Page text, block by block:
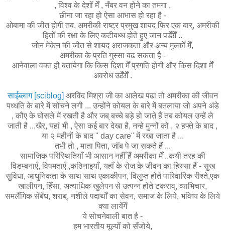
, विश्व के देशोँ मेँ , नँबर वन होने का तमगा ,
छीना जा रहा हो ऐसा आभास हो रहा है -
ओबामा की जीत होगी तब, अमरीकी राष्ट्र प्रमुख शायद फिर एक बार्, अमरीकी
हितोँ की रक्षा के लिए कटीबध्ध होते हुए जान पडेँग़ेँ ..
जोन मेकेन की जीत से शायद अराजकता और अन्य मुल्कोँ मेँ,
अमरीका के प्रति गुस्सा बढ सकता है -
आनेवाला वक्त ही बतायेगा कि किस दिशा मेँ प्रगति होगी और किस दिशा मेँ
अवरोध उठेँग़ेँ .
साईब्लाग [sciblog] अरविंद मिश्रा जी का आलेख पढा तो अमरीका की जीवन
पध्धतिके बारे में सोचने लगी ... उन्होंने कोयल के बारे में बतलाया जो अपने अंडे
, कौए के घोसले में रखती है और जब् बच्चे बड़े हो जाते हैं तब कोयल उन्हें ले
जाती है ...खैर, यहां भी , ऐसा कई बार देखा है, नन्हे मुन्नों को , २ हफ्ते के बाद ,
या २ महीनों के बाद " day care" में रखा जाता है ...
तभी तो , माता पिता, जॉब पे जा सकते हैं ...
सामाजिक परिस्थितियाँ भी आसान नहीँ हैँ अमरीका मेँ ..कयी तरह की
विडम्बनाएँ, विषमताएँ ,कठिनाइयाँ, यहाँ के रोज के जीवन का हिस्सा हैँ - सुख
सुविधा, आधुनिकता के साथ साथ एकाकीपन, विलुप्त होते पारिवारिक रीश्ते,एक
खालीपन, हिँसा, अत्याधिक खुलेपन से उत्पन्न होते टकराव्, व्याभिचार,
समलैँगिक सँबँध, शराब्, नशीले पदार्थोँ का सेवन, समाज के लिये, भविष्य के लिये
क्या लायेँगेँ
ये सोचनेवाली बात है -
हम भारतीय मूल्योँ को सँजोये,